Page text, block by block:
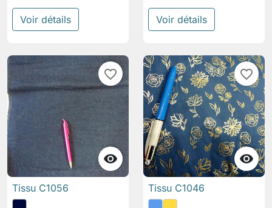
Voir détails Voir détails

favorite_border
Tissu C1056

favorite_border
Tissu C1046